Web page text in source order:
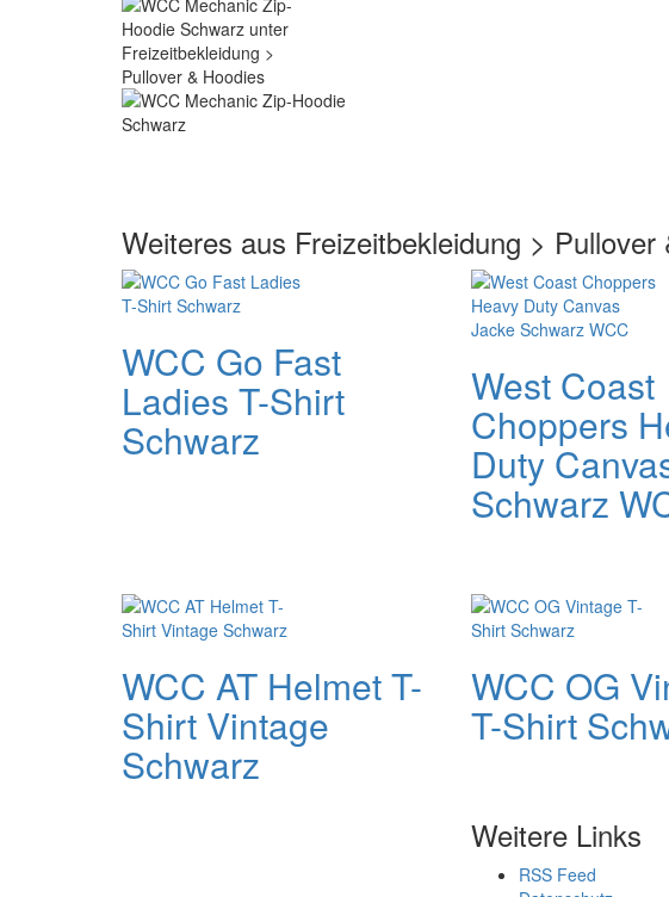
Weiteres aus Freizeitbekleidung > Pullover
WCC Go Fast
Ladies T-Shirt
Schwarz
West Coast
Choppers
Duty
Schwarz
WCC AT Helmet T-
Shirt Vintage
Schwarz
WCC OG
T-Shirt
Weitere Links
RSS Feed